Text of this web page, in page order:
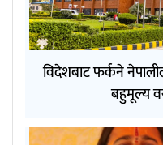
विदेशबाट फर्कने
बहुमूल्य